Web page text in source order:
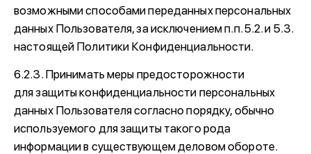
возможными способами переданных персональных
данных Пользователя, за исключением п.п. 5.2. и 5.3.
настоящей Политики Конфиденциальности.
6.2.3. Принимать меры предосторожности
для защиты конфиденциальности персональных
данных Пользователя согласно порядку, обычно
используемого для защиты такого рода
информации в существующем деловом обороте.